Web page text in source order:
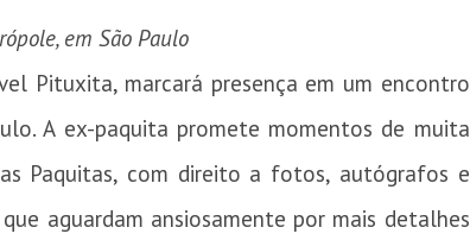
em São Paulo
Pituxita, marcará presença em um encontro
A ex-paquita promete momentos de muita
Paquitas, com direito a fotos, autógrafos e
aguardam ansiosamente por mais detalhes